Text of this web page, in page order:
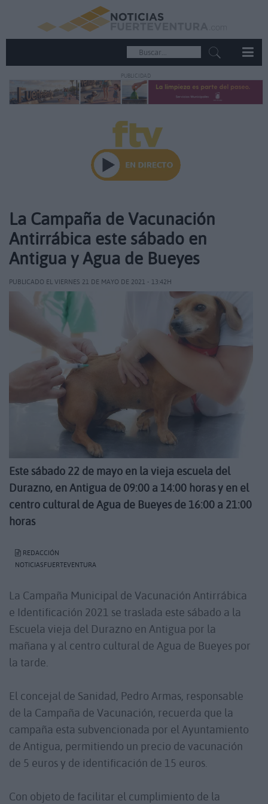
PUBLICIDAD
La Campaña de Vacunación
Antirrábica este sábado en
Antigua y Agua de Bueyes
PUBLICADO EL VIERNES 21 DE MAYO DE 2021 - 13:42H
Este sábado 22 de mayo en la vieja escuela del
Durazno, en Antigua de 09:00 a 14:00 horas y en el
centro cultural de Agua de Bueyes de 16:00 a 21:00
horas
REDACCIÓN
NOTICIASFUERTEVENTURA
La Campaña Municipal de Vacunación Antirrábica
e Identificación 2021 se traslada este sábado a la
Escuela vieja del Durazno en Antigua por la
mañana y al centro cultural de Agua de Bueyes por
la tarde.
El concejal de Sanidad, Pedro Armas, responsable
de la Campaña de Vacunación, recuerda que la
campaña esta subvencionada por el Ayuntamiento
de Antigua, permitiendo un precio de vacunación
de 5 euros y de identificación de 15 euros.
Con objeto de facilitar el cumplimiento de la